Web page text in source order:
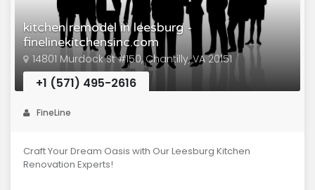
kitchen remodel in leesburg -
finelinekitchensinc.com
14801 Murdock St #150, Chantilly, VA 20151
+1 (571) 495-2616
FineLine
Craft Your Dream Oasis with Our Leesburg Kitchen
Renovation Experts!